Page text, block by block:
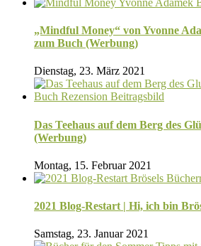
„Mindful Money“ von Yvonne
zum Buch (Werbung)
Dienstag, 23. März 2021
Das Teehaus auf dem Berg des
(Werbung)
Montag, 15. Februar 2021
2021 Blog-Restart | Hi, ich bin
Samstag, 23. Januar 2021